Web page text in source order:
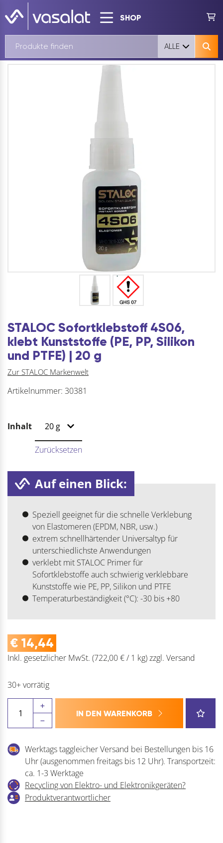
SHOP
ALLE
STALOC Sofortklebstoff 4S06,
klebt Kunststoffe (PE, PP, Silikon
und PTFE) | 20 g
Zur STALOC Markenwelt
Artikelnummer: 30381
Inhalt
Zurücksetzen
Auf einen Blick:
Speziell geeignet für die schnelle Verklebung
von Elastomeren (EPDM, NBR, usw.)
extrem schnellhärtender Universaltyp für
unterschiedlichste Anwendungen
verklebt mit STALOC Primer für
Sofortklebstoffe auch schwierig verklebbare
Kunststoffe wie PE, PP, Silikon und PTFE
Temperaturbeständigkeit (°C): -30 bis +80
€ 14,44
Inkl. gesetzlicher MwSt. (722,00 € / 1 kg)zzgl. Versand
30+ vorrätig
Sofortklebstoff
4S06
IN DEN WARENKORB
Werktags taggleicher Versand bei Bestellungen bis 16
Uhr (ausgenommen freitags bis 12 Uhr). Transportzeit:
ca. 1-3 Werktage
Recycling von Elektro- und Elektronikgeräten?
Produktverantwortlicher